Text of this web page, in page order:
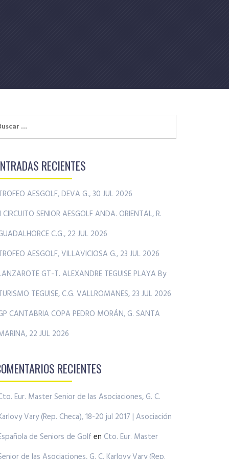
RECIENTES
AESGOLF, DEVA G., 30 JUL 2026
CIRCUITO SENIOR AESGOLF ANDA. ORIENTAL, R.
C.G., 22 JUL 2026
AESGOLF, VILLAVICIOSA G., 23 JUL 2026
GT-T. ALEXANDRE TEGUISE PLAYA By
TEGUISE, C.G. VALLROMANES, 23 JUL 2026
CANTABRIA COPA PEDRO MORÁN, G. SANTA
22 JUL 2026
RECIENTES
Eur. Master Senior de las Asociaciones, G. C.
Vary (Rep. Checa), 18-20 jul 2017 | Asociación
de Seniors de Golf en Cto. Eur. Master